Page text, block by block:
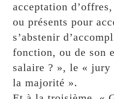
acceptation
ou présents pour
s’abstenir
fonction, ou de son
salaire ? », le « jury
la majorité ».